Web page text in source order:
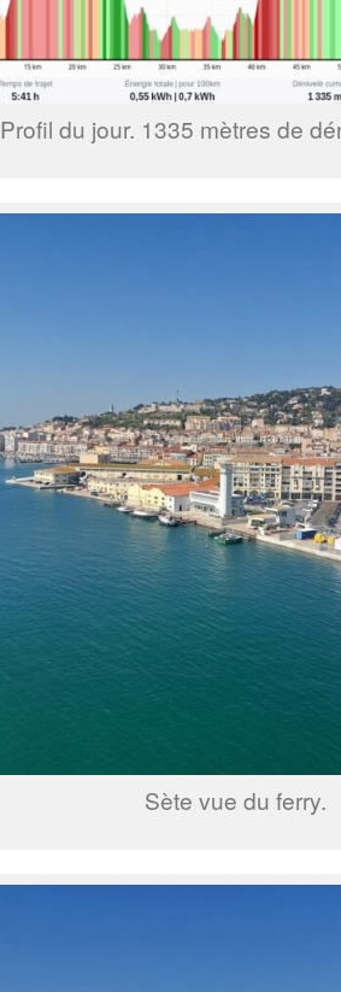
Profil du jour. 1335 mètres de
Sète vue du ferry.